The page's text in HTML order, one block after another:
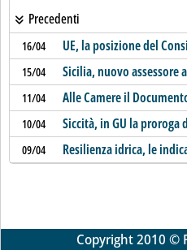
Precedenti
16/04 UE, la posizione del
15/04 Sicilia, nuovo assessore
11/04 Alle Camere il
10/04 Siccità, in GU la proroga
09/04 Resilienza idrica, le
Copyright 2010 ©